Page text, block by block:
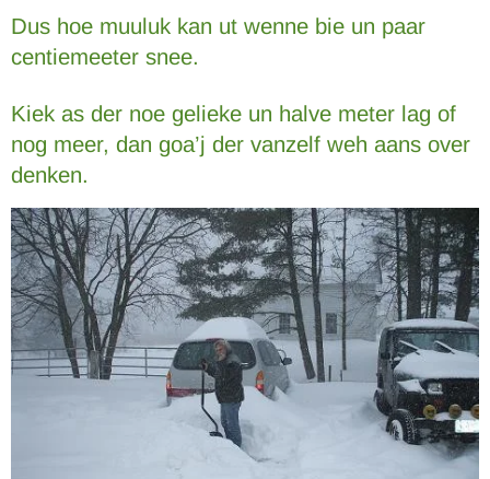
Dus hoe muuluk kan ut wenne bie un paar
centiemeeter snee.
Kiek as der noe gelieke un halve meter lag of
nog meer, dan goa’j der vanzelf weh aans over
denken.